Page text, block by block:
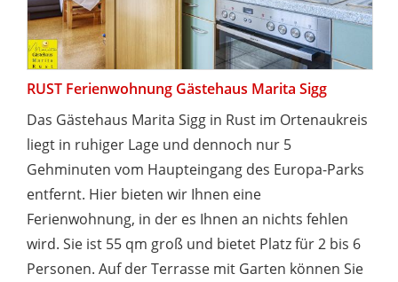
RUST Ferienwohnung Gästehaus Marita Sigg
Das Gästehaus Marita Sigg in Rust im Ortenaukreis
liegt in ruhiger Lage und dennoch nur 5
Gehminuten vom Haupteingang des Europa-Parks
entfernt. Hier bieten wir Ihnen eine
Ferienwohnung, in der es Ihnen an nichts fehlen
wird. Sie ist 55 qm groß und bietet Platz für 2 bis 6
Personen. Auf der Terrasse mit Garten können Sie